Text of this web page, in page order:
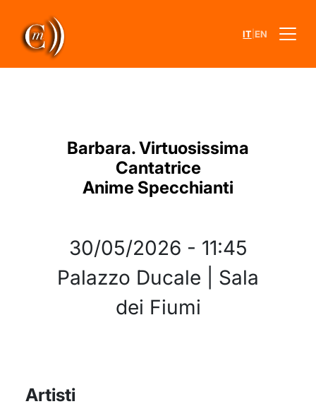
IT EN
Barbara. Virtuosissima
Cantatrice
Anime Specchianti
30/05/2026 - 11:45
Palazzo Ducale | Sala
dei Fiumi
Artisti